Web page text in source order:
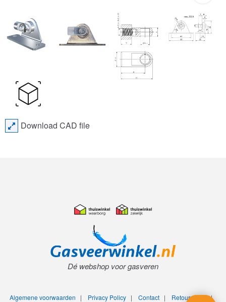
Download CAD file
Dé webshop voor gasveren
Algemene voorwaarden | Privacy Policy| Contact| Retourneren|